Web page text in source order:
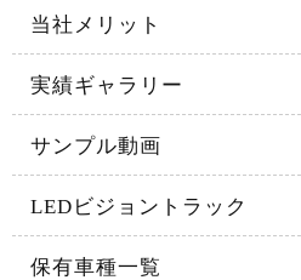
当社メリット
実績ギャラリー
サンプル動画
LEDビジョントラック
保有車種一覧